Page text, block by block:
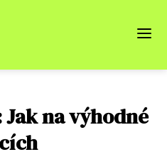
na výhodné